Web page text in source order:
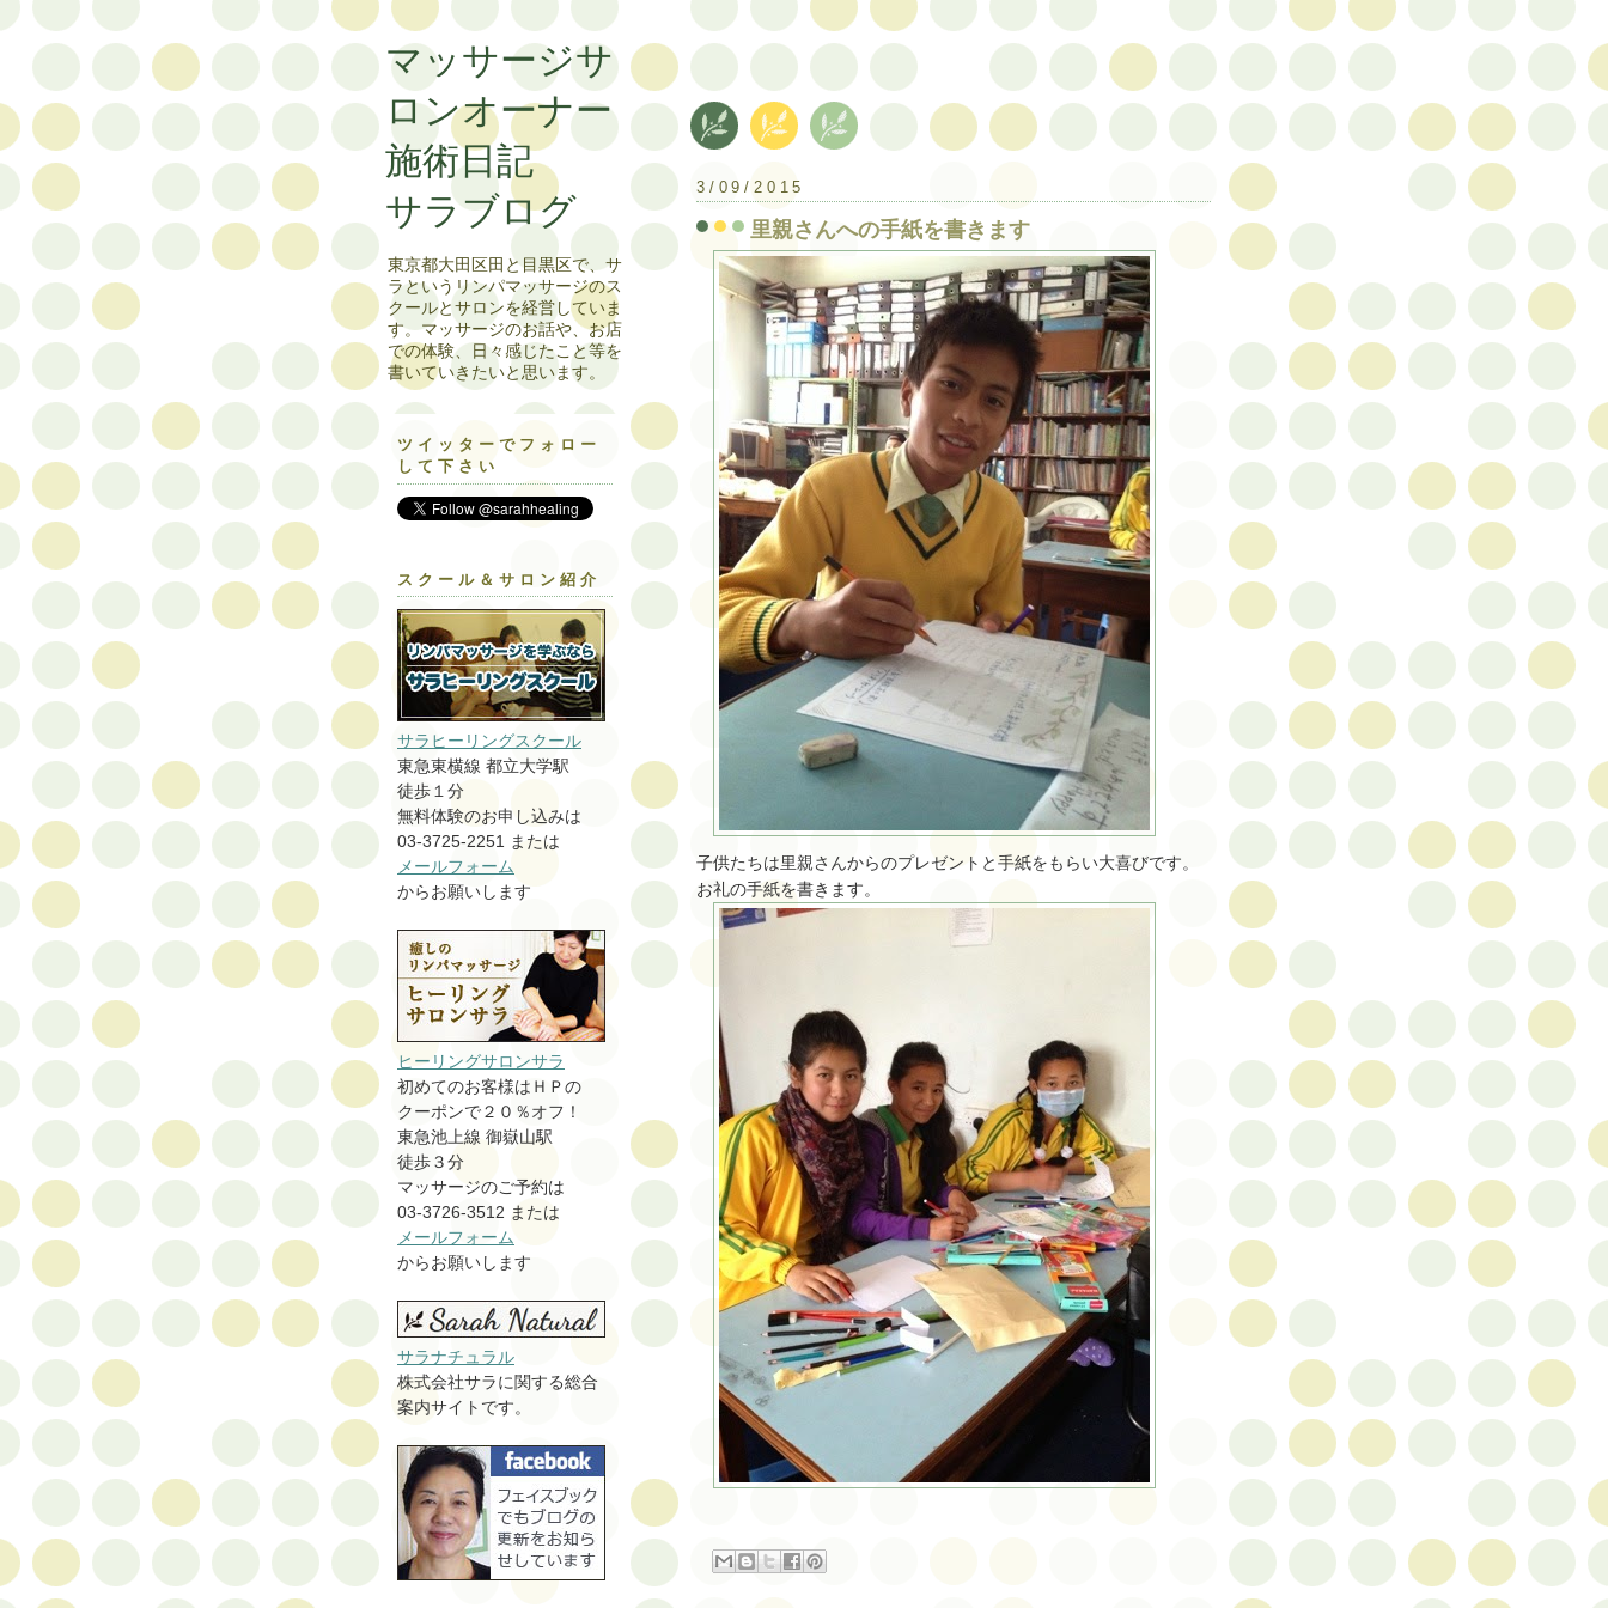
3/09/2015
里親さんへの手紙を書きます
子供たちは里親さんからのプレゼントと手紙をもらい大喜びです。
お礼の手紙を書きます。
マッサージサ
ロンオーナー
施術日記
サラブログ
東京都大田区田と目黒区で、サ
ラというリンパマッサージのス
クールとサロンを経営していま
す。マッサージのお話や、お店
での体験、日々感じたこと等を
書いていきたいと思います。
ツイッターでフォロー
して下さい
スクール＆サロン紹介
サラヒーリングスクール
東急東横線 都立大学駅
徒歩１分
無料体験のお申し込みは
03-3725-2251 または
メールフォーム
からお願いします
ヒーリングサロンサラ
初めてのお客様はＨＰの
クーポンで２０％オフ！
東急池上線 御嶽山駅
徒歩３分
マッサージのご予約は
03-3726-3512 または
メールフォーム
からお願いします
サラナチュラル
株式会社サラに関する総合
案内サイトです。